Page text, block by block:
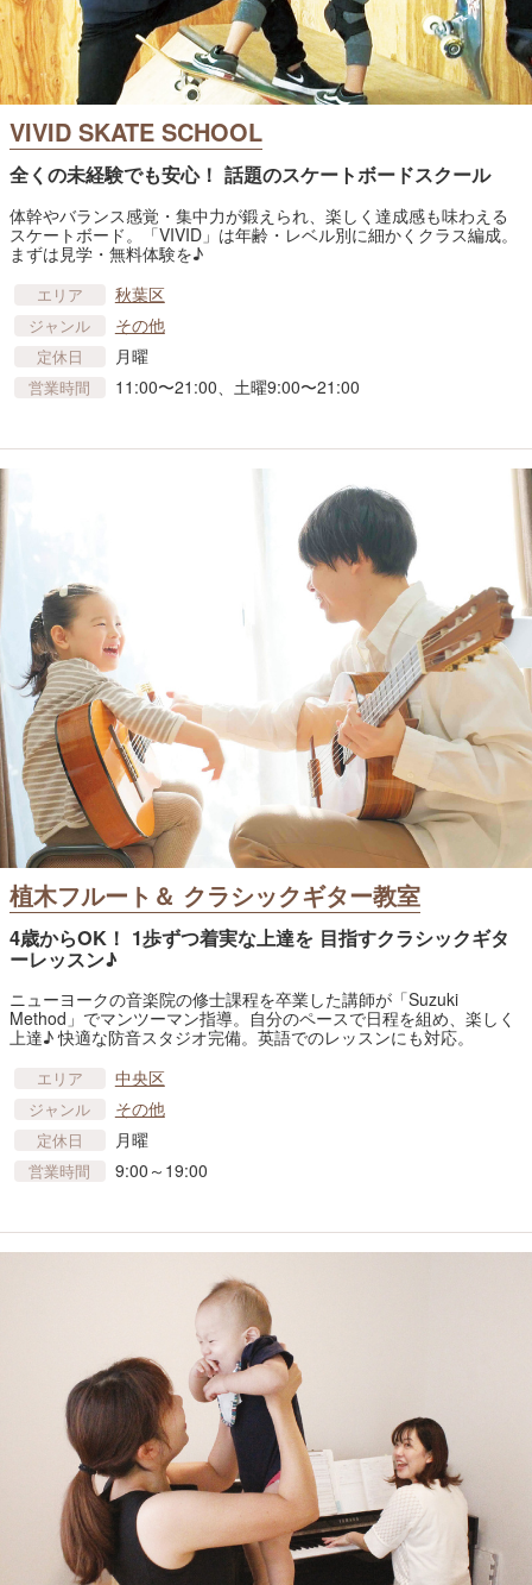
VIVID SKATE SCHOOL
全くの未経験でも安心！ 話題のスケートボードスクール
体幹やバランス感覚・集中力が鍛えられ、楽しく達成感も味わえる
スケートボード。「VIVID」は年齢・レベル別に細かくクラス編成。
まずは見学・無料体験を♪
エリア 秋葉区
ジャンル その他
定休日 月曜
営業時間 11:00〜21:00、土曜9:00〜21:00
植木フルート＆ クラシックギター教室
4歳からOK！ 1歩ずつ着実な上達を 目指すクラシックギタ
ーレッスン♪
ニューヨークの音楽院の修士課程を卒業した講師が「Suzuki
Method」でマンツーマン指導。自分のペースで日程を組め、楽しく
上達♪ 快適な防音スタジオ完備。英語でのレッスンにも対応。
エリア 中央区
ジャンル その他
定休日 月曜
営業時間 9:00～19:00